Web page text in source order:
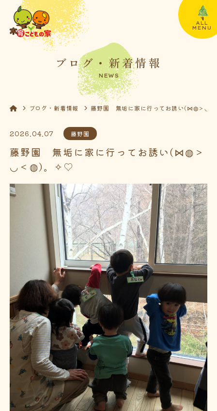
ALL
MENU
ブログ・新着情報
NEWS
ブログ・新着情報 藤野園 無垢に家に行ってお誘い(⋈◍＞◡
2026.04.07 藤野園
藤野園 無垢に家に行ってお誘い(⋈◍＞
◡＜◍)。✧♡